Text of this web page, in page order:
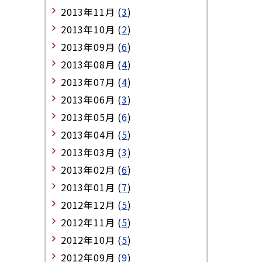
2013年11月 (3)
2013年10月 (2)
2013年09月 (6)
2013年08月 (4)
2013年07月 (4)
2013年06月 (3)
2013年05月 (6)
2013年04月 (5)
2013年03月 (3)
2013年02月 (6)
2013年01月 (7)
2012年12月 (5)
2012年11月 (5)
2012年10月 (5)
2012年09月 (9)